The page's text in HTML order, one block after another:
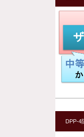
DPP-4